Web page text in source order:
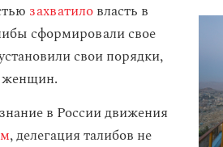
захватиловласть в
сформировали свое
свои порядки,
женщин.
в России движения
, делегация талибов не